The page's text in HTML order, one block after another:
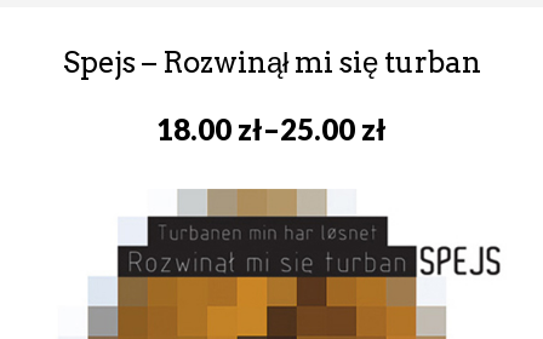
Spejs – Rozwinął mi się turban
18.00 zł–25.00 zł